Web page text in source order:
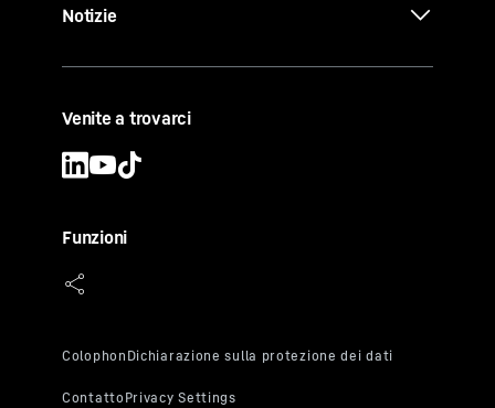
Notizie
Venite a trovarci
Funzioni